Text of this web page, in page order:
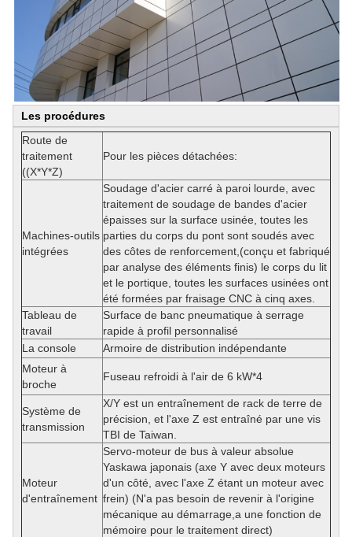
Les procédures
Route de
traitement
((X*Y*Z)
Pour les pièces détachées:
Machines-outils
intégrées
Soudage d'acier carré à paroi lourde, avec
traitement de soudage de bandes d'acier
épaisses sur la surface usinée, toutes les
parties du corps du pont sont soudés avec
des côtes de renforcement,(conçu et fabriqué
par analyse des éléments finis) le corps du lit
et le portique, toutes les surfaces usinées ont
été formées par fraisage CNC à cinq axes.
Tableau de
travail
Surface de banc pneumatique à serrage
rapide à profil personnalisé
La console
Armoire de distribution indépendante
Moteur à
broche
Fuseau refroidi à l'air de 6 kW*4
Système de
transmission
X/Y est un entraînement de rack de terre de
précision, et l'axe Z est entraîné par une vis
TBI de Taiwan.
Moteur
d'entraînement
Servo-moteur de bus à valeur absolue
Yaskawa japonais (axe Y avec deux moteurs
d'un côté, avec l'axe Z étant un moteur avec
frein) (N'a pas besoin de revenir à l'origine
mécanique au démarrage,a une fonction de
mémoire pour le traitement direct)